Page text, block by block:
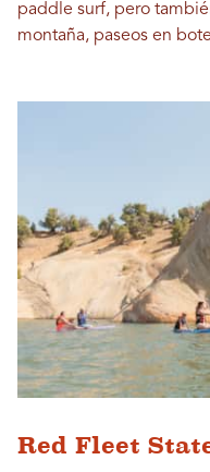
paddle surf, pero
montaña, paseos en
Red Fleet